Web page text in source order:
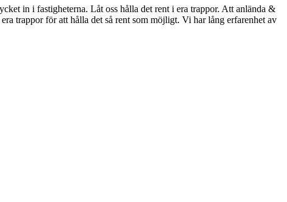
in i fastigheterna. Låt oss hålla det rent i era trappor. Att anlända &
trappor för att hålla det så rent som möjligt. Vi har lång erfarenhet av